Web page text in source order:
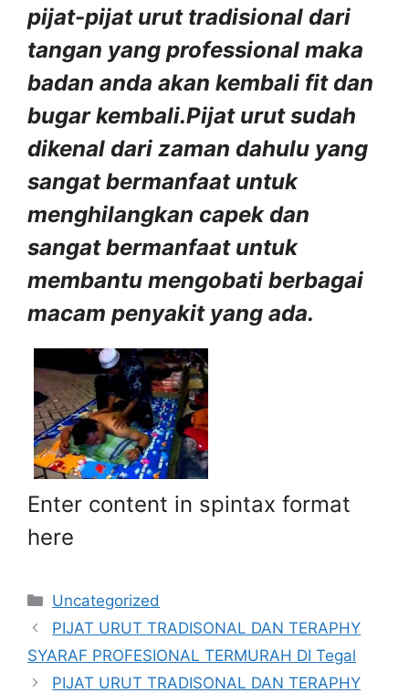
pijat-pijat urut tradisional dari
tangan yang professional maka
badan anda akan kembali fit dan
bugar kembali.Pijat urut sudah
dikenal dari zaman dahulu yang
sangat bermanfaat untuk
menghilangkan capek dan
sangat bermanfaat untuk
membantu mengobati berbagai
macam penyakit yang ada.
Enter content in spintax format
here
Kategori
Uncategorized
PIJAT URUT TRADISONAL DAN TERAPHY
SYARAF PROFESIONAL TERMURAH DI Tegal
PIJAT URUT TRADISONAL DAN TERAPHY